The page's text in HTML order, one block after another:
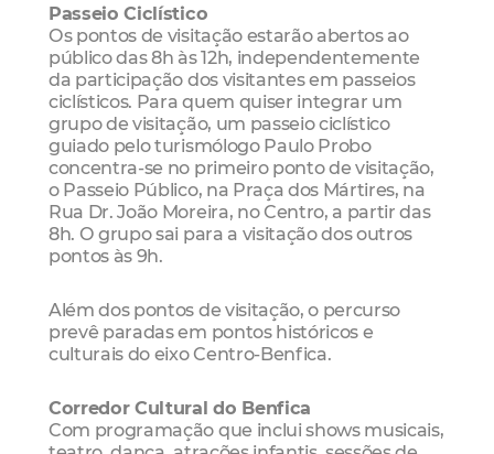
Passeio Ciclístico
Os pontos de visitação estarão abertos ao
público das 8h às 12h, independentemente
da participação dos visitantes em passeios
ciclísticos. Para quem quiser integrar um
grupo de visitação, um passeio ciclístico
guiado pelo turismólogo Paulo Probo
concentra-se no primeiro ponto de visitação,
o Passeio Público, na Praça dos Mártires, na
Rua Dr. João Moreira, no Centro, a partir das
8h. O grupo sai para a visitação dos outros
pontos às 9h.
Além dos pontos de visitação, o percurso
prevê paradas em pontos históricos e
culturais do eixo Centro-Benfica.
Corredor Cultural do Benfica
Com programação que inclui shows musicais,